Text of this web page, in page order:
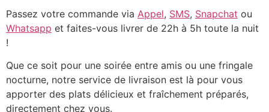
Passez votre commande via Appel, SMS, Snapchat ou
Whatsapp et faites-vous livrer de 22h à 5h toute la nuit
!
Que ce soit pour une soirée entre amis ou une fringale
nocturne, notre service de livraison est là pour vous
apporter des plats délicieux et fraîchement préparés,
directement chez vous.